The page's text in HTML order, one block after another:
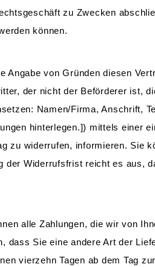
zu Zwecken
können.
Angabe von Gründen diesen
der nicht der Beförderer ist,
Namen/Firma, Anschrift,
hinterlegen.]) mittels einer
zu widerrufen, informieren. Sie
der Widerrufsfrist reicht es aus,
alle Zahlungen, die wir von
dass Sie eine andere Art der
vierzehn Tagen ab dem Tag